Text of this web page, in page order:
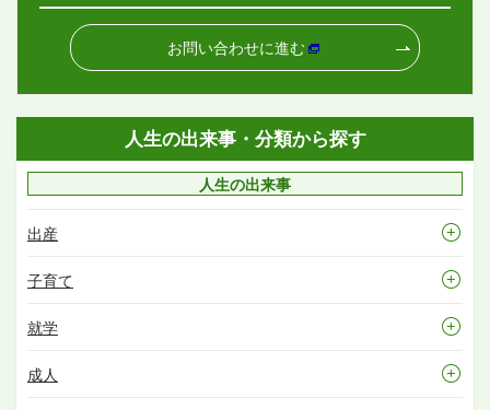
お問い合わせに進む
人生の出来事・分類から探す
人生の出来事
出産
子育て
就学
成人